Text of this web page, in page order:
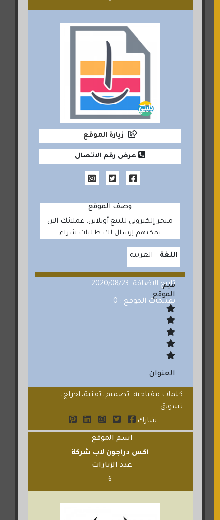
زيارة الموقع
عرض رقم الاتصال
وصف الموقع
متجر إلكتروني للبيع أونلاين. عملائك الآن
يمكنهم إرسال لك طلبات شراء
اللغة العربية
تاريخ الاضافة: 2020/08/23
تقييمات الموقع : 0
قيم
الموقع
العنوان
كلمات مفتاحية: تصميم، تقنية، اخراج،
تسويق...
شارك
اسم الموقع
اكس دراجون لاب شركة
عدد الزيارات
6